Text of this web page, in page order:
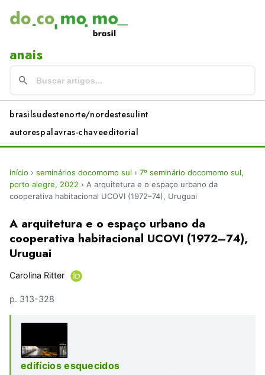
anais
brasilsudestenorte/nordestesulint
autorespalavras-chaveeditorial
início › seminários docomomo sul › 7º seminário docomomo sul,
porto alegre, 2022 › A arquitetura e o espaço urbano da
cooperativa habitacional UCOVI (1972–74), Uruguai
A arquitetura e o espaço urbano da
cooperativa habitacional UCOVI (1972–74),
Uruguai
Carolina Ritter
p. 313-328
edifícios esquecidos